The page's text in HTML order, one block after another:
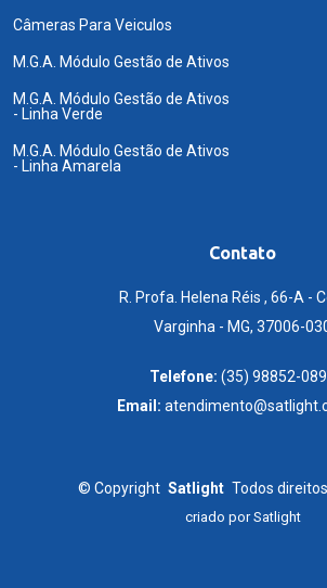
Câmeras Para Veiculos
M.G.A. Módulo Gestão de Ativos
M.G.A. Módulo Gestão de Ativos
- Linha Verde
M.G.A. Módulo Gestão de Ativos
- Linha Amarela
Contato
R. Profa. Helena Réis , 66-A -
Varginha - MG, 37006-
Telefone: (35) 98852-
Email:
© Copyright Satlight Todos
criado porSatlight